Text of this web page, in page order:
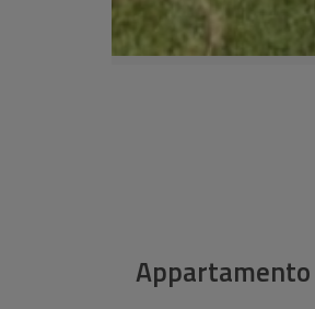
Appartamento